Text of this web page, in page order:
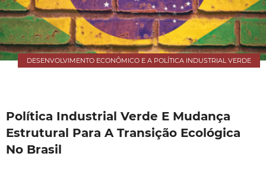
DESENVOLVIMENTO ECONÔMICO E A POLÍTICA INDUSTRIAL VERDE
Política Industrial Verde E Mudança
Estrutural Para A Transição Ecológica
No Brasil